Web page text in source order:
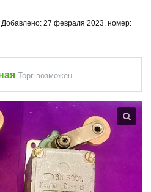
Добавлено: 27 февраля 2023, номер:
Торг возможен